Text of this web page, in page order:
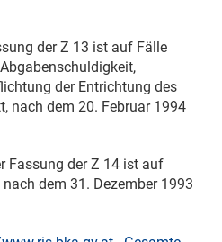
der Z 13 ist auf Fälle
der Entrichtung des
nach dem 20. Februar 1994
Fassung der Z 14 ist auf
dem 31. Dezember 1993